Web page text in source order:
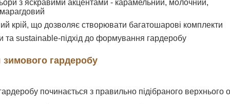
з яскравими акцентами - карамельний, молочний,
крій, що дозволяє створювати багатошарові комплекти
та sustainable-підхід до формування гардеробу
зимового гардеробу
починається з правильно підібраного верхнього